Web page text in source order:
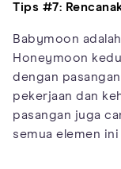
Tips #7:
Babymoon
Honeymoon
dengan
pekerjaan dan
pasangan juga
semua elemen